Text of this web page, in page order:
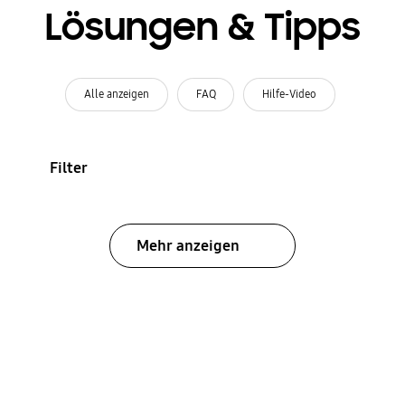
Lösungen & Tipps
Alle anzeigen FAQ Hilfe-Video
Filter
Mehr anzeigen